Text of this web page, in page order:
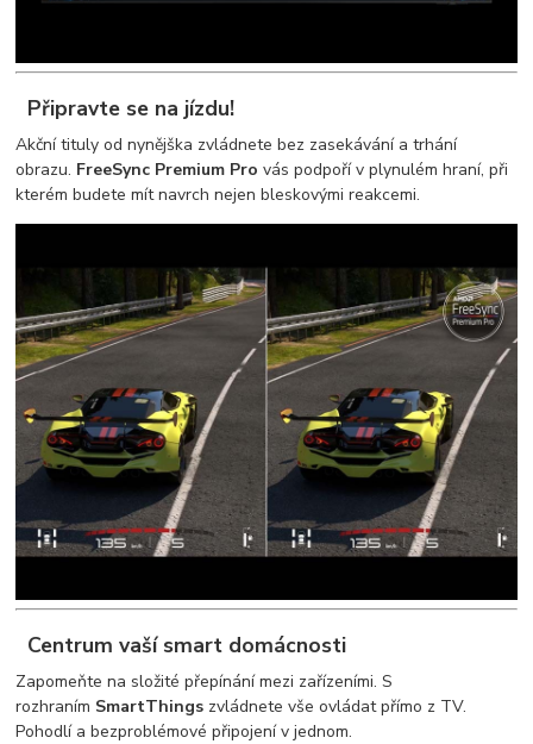
Připravte se na jízdu!
Akční tituly od nynějška zvládnete bez zasekávání a trhání
obrazu. FreeSync Premium Pro vás podpoří v plynulém hraní, při
kterém budete mít navrch nejen bleskovými reakcemi.
Centrum vaší smart domácnosti
Zapomeňte na složité přepínání mezi zařízeními. S
rozhraním SmartThings zvládnete vše ovládat přímo z TV.
Pohodlí a bezproblémové připojení v jednom.